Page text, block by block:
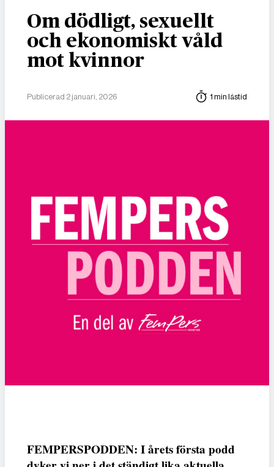
Om dödligt, sexuellt
och ekonomiskt våld
mot kvinnor
Publicerad 2 januari, 2026 1 min lästid
FEMPERSPODDEN: I årets första podd